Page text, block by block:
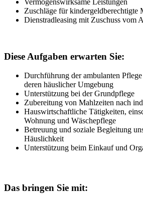
Zuschläge für kindergeldberechtigte
Dienstradleasing mit Zuschuss vom
Diese Aufgaben erwarten Sie:
Durchführung der ambulanten
deren häuslicher Umgebung
Unterstützung bei der Grundpflege
Zubereitung von Mahlzeiten nach
Hauswirtschaftliche Tätigkeiten,
Wohnung und Wäschepflege
Betreuung und soziale Begleitung
Häuslichkeit
Unterstützung beim Einkauf und
Das bringen Sie mit: